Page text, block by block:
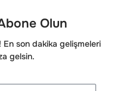
Olun
En son dakika gelişmeleri
gelsin.